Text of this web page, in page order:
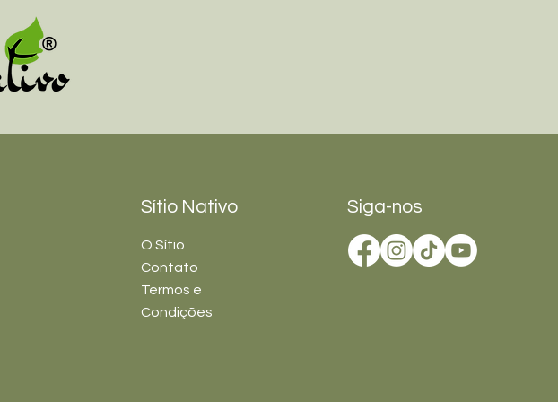
Sítio Nativo
O Sítio
Contato
Termos e
Condições
Siga-nos